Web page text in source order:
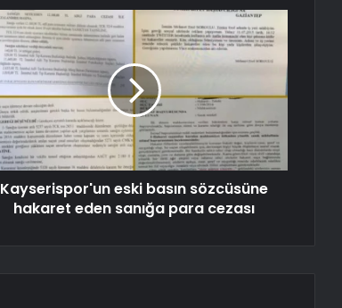
Kayserispor'un eski basın sözcüsüne
hakaret eden sanığa para cezası